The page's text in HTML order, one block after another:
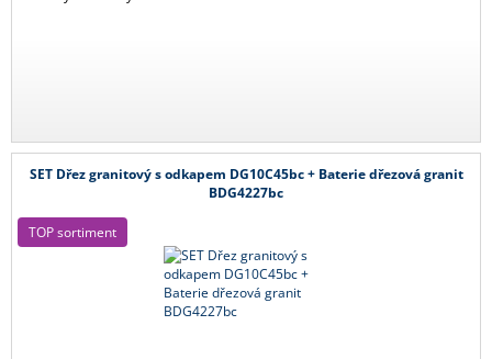
SET Dřez granitový s odkapem DG10C45bc + Baterie dřezová granit
BDG4227bc
TOP sortiment